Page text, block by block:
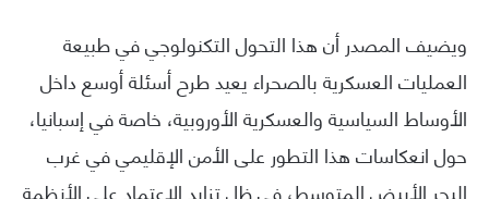
ويضيف المصدر أن هذا التحول التكنولوجي في طبيعة
العمليات العسكرية بالصحراء يعيد طرح أسئلة أوسع داخل
الأوساط السياسية والعسكرية الأوروبية، خاصة في إسبانيا،
حول انعكاسات هذا التطور على الأمن الإقليمي في غرب